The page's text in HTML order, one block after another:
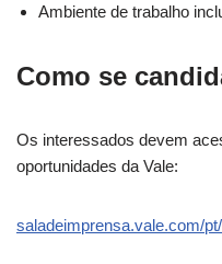
Ambiente de trabalho
Como se
Os interessados devem
oportunidades da Vale:
saladeimprensa.vale.com/